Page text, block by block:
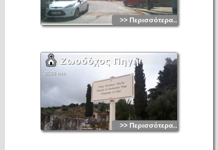
>> Περισσότερα...
Ζωοδόχος Πηγή
3539 hits
>> Περισσότερα...